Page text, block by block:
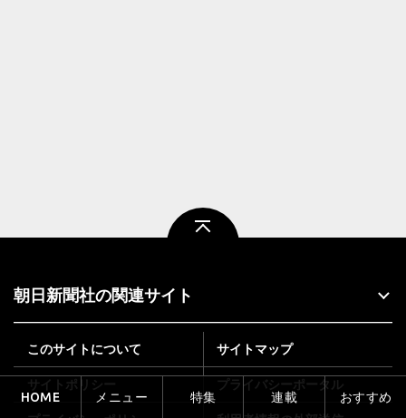
朝日新聞社の関連サイト
このサイトについて サイトマップ
サイトポリシー プライバシーポータル
HOME メニュー 特集 連載 おすすめ